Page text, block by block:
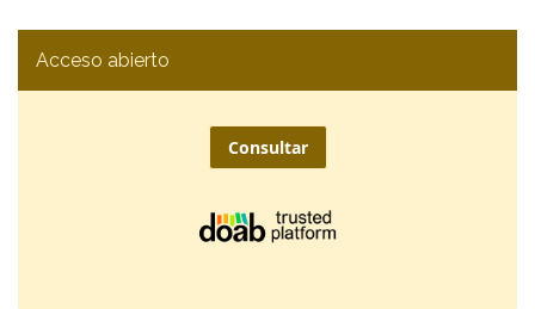
Acceso abierto
Consultar